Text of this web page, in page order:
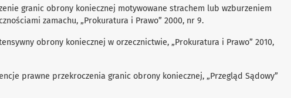
granic obrony koniecznej motywowane strachem lub wzburzeniem
zamachu, „Prokuratura i Prawo” 2000, nr 9.
obrony koniecznej w orzecznictwie, „Prokuratura i Prawo” 2010,
prawne przekroczenia granic obrony koniecznej, „Przegląd Sądowy”